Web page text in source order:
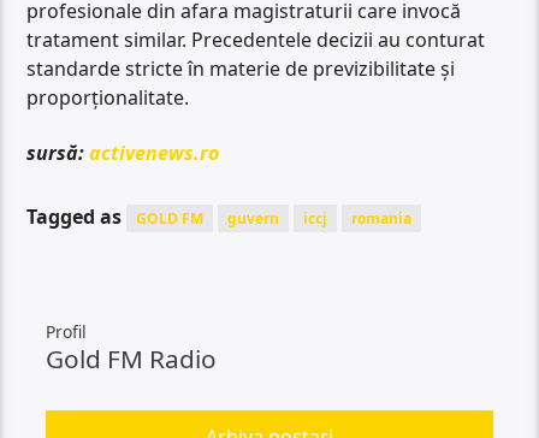
profesionale din afara magistraturii care invocă
tratament similar. Precedentele decizii au conturat
standarde stricte în materie de previzibilitate și
proporționalitate.
sursă:activenews.ro
Tagged as GOLD FM guvern iccj romania
Profil
Gold FM Radio